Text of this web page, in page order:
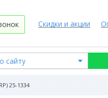
Скидки и акции
25-1334